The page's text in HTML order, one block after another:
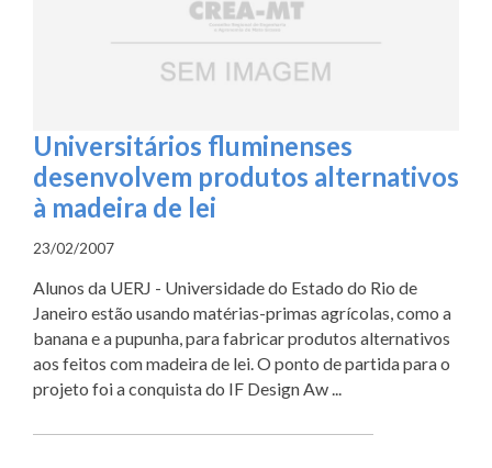
Universitários fluminenses
desenvolvem produtos alternativos
à madeira de lei
23/02/2007
Alunos da UERJ - Universidade do Estado do Rio de
Janeiro estão usando matérias-primas agrícolas, como a
banana e a pupunha, para fabricar produtos alternativos
aos feitos com madeira de lei. O ponto de partida para o
projeto foi a conquista do IF Design Aw ...